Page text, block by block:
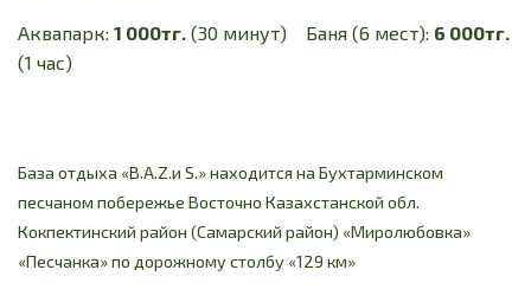
Аквапарк: 1 000тг. (30 минут) Баня (6 мест): 6 000тг.
(1 час)
База отдыха «B.A.Z.и S.» находится на Бухтарминском
песчаном побережье Восточно Казахстанской обл.
Кокпектинский район (Самарский район) «Миролюбовка»
«Песчанка» по дорожному столбу «129 км»